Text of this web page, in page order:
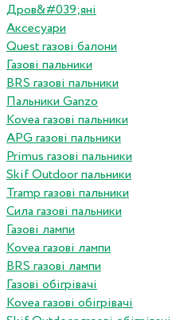
Дров&#039;яні
Аксесуари
Quest газові балони
Газові пальники
BRS газові пальники
Пальники Ganzo
Kovea газові пальники
APG газові пальники
Primus газові пальники
Skif Outdoor пальники
Tramp газові пальники
Сила газові пальники
Газові лампи
Kovea газові лампи
BRS газові лампи
Газові обігрівачі
Kovea газові обігрівачі